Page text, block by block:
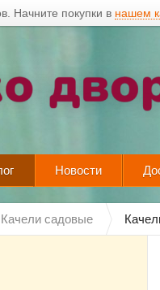
Начните покупки в нашем
Новости
Качели садовые